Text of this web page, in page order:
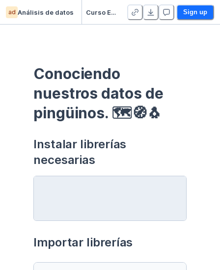
ad Análisis de datos Curso EDA - Communication - Duplicate Sign up
Conociendo
nuestros datos de
pingüinos. 🗺🧭🐧
Instalar librerías
necesarias
Importar librerías